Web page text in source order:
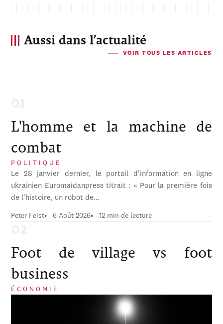
Aussi dans l’actualité
VOIR TOUS LES ARTICLES
L'homme et la machine de
combat
POLITIQUE
Le 28 janvier dernier, le portail d'information en ligne
ukrainien Euromaidanpress titrait : « Pour la première fois
de l'histoire, un robot de…
Peter Feist 6 Août 2026 12 min de lecture
Foot de village vs foot
business
ÉCONOMIE